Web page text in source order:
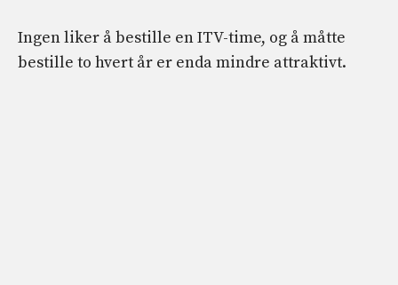
Ingen liker å bestille en ITV-time, og å måtte
bestille to hvert år er enda mindre attraktivt.